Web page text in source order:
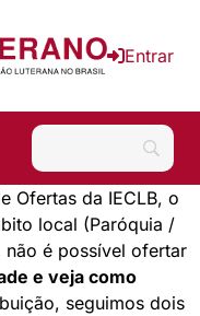
Entrar
Ofertas da IECLB, o
local (Paróquia /
não é possível ofertar
e veja como
seguimos dois